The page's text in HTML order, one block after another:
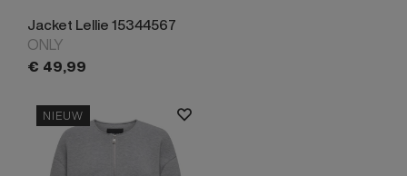
Jacket Lellie 15344567
ONLY
€ 49,99
NIEUW